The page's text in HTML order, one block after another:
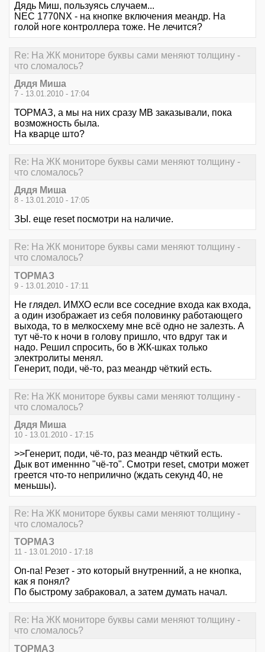
Дядь Миш, пользуясь случаем...
NEC 1770NX - на кнопке включения меандр. На
голой ноге контроллера тоже. Не лечится?
Re: На ЖК мониторе буквы сами меняют толщину -
что сломалось?
Дядя Миша
7 - 13.01.2010 - 17:04
ТОРМАЗ, а мы на них сразу MB заказывали, пока
возможность была.
На кварце што?
Re: На ЖК мониторе буквы сами меняют толщину -
что сломалось?
Дядя Миша
8 - 13.01.2010 - 17:05
ЗЫ. еще reset посмотри на наличие.
Re: На ЖК мониторе буквы сами меняют толщину -
что сломалось?
ТОРМАЗ
9 - 13.01.2010 - 17:11
Не глядел. ИМХО если все соседние входа как входа,
а один изображает из себя половинку работающего
выхода, то в мелкосхему мне всё одно не залезть. А
тут чё-то к ночи в голову пришло, что вдруг так и
надо. Решил спросить, бо в ЖК-шках только
электролиты менял.
Генерит, поди, чё-то, раз меандр чёткий есть.
Re: На ЖК мониторе буквы сами меняют толщину -
что сломалось?
Дядя Миша
10 - 13.01.2010 - 17:15
>>Генерит, поди, чё-то, раз меандр чёткий есть.
Дык вот именнно "чё-то". Смотри reset, смотри может
греется что-то неприлично (ждать секунд 40, не
меньшы).
Re: На ЖК мониторе буквы сами меняют толщину -
что сломалось?
ТОРМАЗ
11 - 13.01.2010 - 17:18
Оп-па! Резет - это который внутренний, а не кнопка,
как я понял?
По быстрому забраковал, а затем думать начал.
Re: На ЖК мониторе буквы сами меняют толщину -
что сломалось?
ТОРМАЗ